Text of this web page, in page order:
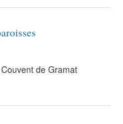
de Gramat